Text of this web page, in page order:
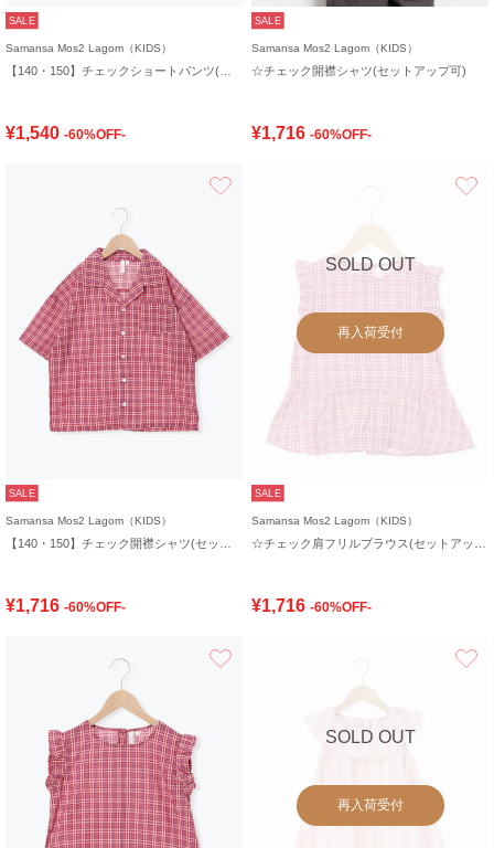
SALE
Samansa Mos2 Lagom（KIDS）
¥1,540 -60%OFF-
SALE
Samansa Mos2 Lagom（KIDS）
☆チェック開襟シャツ(セットアップ可)
¥1,716 -60%OFF-
SALE
Samansa Mos2 Lagom（KIDS）
¥1,716 -60%OFF-
SOLD OUT
再入荷受付
SALE
Samansa Mos2 Lagom（KIDS）
¥1,716 -60%OFF-
SOLD OUT
再入荷受付